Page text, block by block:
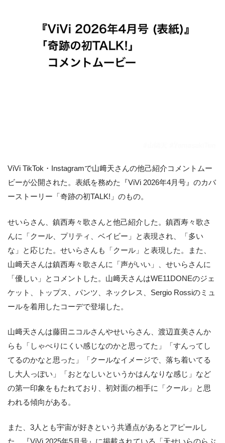
ViVi TikTok・Instagramで山﨑天さんの他己紹介コメントムー
ビーが公開された。表紙を務めた『ViVi 2026年4月号』のカバ
ーストーリー「奇跡の初TALK!」のもの。
せいらさん、鎮西寿々歌さんと他己紹介した。鎮西寿々歌さ
んに「クール、プリティ、ベイビー」と表現され、「多い
な」と応じた。せいらさんも「クール」と表現した。また、
山﨑天さんは鎮西寿々歌さんに「声がいい」、せいらさんに
「優しい」とコメントした。山﨑天さんはWE11DONEのジェ
ケット、トップス、パンツ、ネックレス、Sergio Rossiのミュ
ールを着用したコーデで登場した。
山﨑天さんは藤田ニコルさんやせいらさん、渡辺直美さんか
らも「しゃべりにくい感じなのかと思ってた」「すんってし
てるのかなと思った」「クールなイメージで、落ち着いてる
し大人っぽい」「おとなしいというかはんなりな感じ」など
の第一印象をもたれており、初対面の相手に「クール」と思
われる傾向がある。
また、3人とも宇宙が好きという共通点があるとアピールし
た。『ViVi 2025年5月号』に掲載されている「天せいらのらぶ